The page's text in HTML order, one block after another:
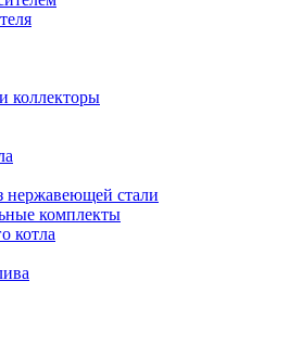
коллекторы
нержавеющей стали
комплекты
котла